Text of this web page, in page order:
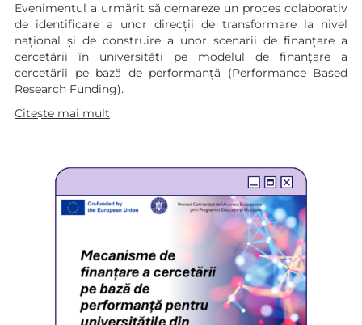
Evenimentul a urmărit să demareze un proces colaborativ
de identificare a unor direcții de transformare la nivel
național și de construire a unor scenarii de finanțare a
cercetării în universități pe modelul de finanțare a
cercetării pe bază de performanță (Performance Based
Research Funding).
Citește mai mult